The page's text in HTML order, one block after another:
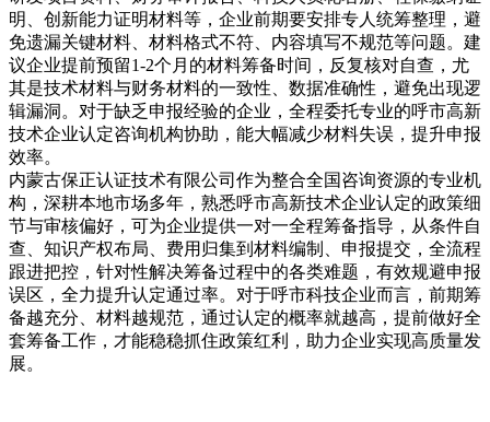
明、创新能力证明材料等，企业前期要安排专人统筹整理，避
免遗漏关键材料、材料格式不符、内容填写不规范等问题。建
议企业提前预留1-2个月的材料筹备时间，反复核对自查，尤
其是技术材料与财务材料的一致性、数据准确性，避免出现逻
辑漏洞。对于缺乏申报经验的企业，全程委托专业的呼市高新
技术企业认定咨询机构协助，能大幅减少材料失误，提升申报
效率。
内蒙古保正认证技术有限公司作为整合全国咨询资源的专业机
构，深耕本地市场多年，熟悉呼市高新技术企业认定的政策细
节与审核偏好，可为企业提供一对一全程筹备指导，从条件自
查、知识产权布局、费用归集到材料编制、申报提交，全流程
跟进把控，针对性解决筹备过程中的各类难题，有效规避申报
误区，全力提升认定通过率。对于呼市科技企业而言，前期筹
备越充分、材料越规范，通过认定的概率就越高，提前做好全
套筹备工作，才能稳稳抓住政策红利，助力企业实现高质量发
展。